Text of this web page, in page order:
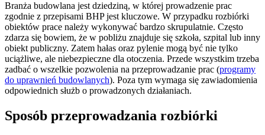
Branża budowlana jest dziedziną, w której prowadzenie prac
zgodnie z przepisami BHP jest kluczowe. W przypadku rozbiórki
obiektów prace należy wykonywać bardzo skrupulatnie. Często
zdarza się bowiem, że w pobliżu znajduje się szkoła, szpital lub inny
obiekt publiczny. Zatem hałas oraz pylenie mogą być nie tylko
uciążliwe, ale niebezpieczne dla otoczenia. Przede wszystkim trzeba
zadbać o wszelkie pozwolenia na przeprowadzanie prac (programy
do uprawnień budowlanych). Poza tym wymaga się zawiadomienia
odpowiednich służb o prowadzonych działaniach.
Sposób przeprowadzania rozbiórki